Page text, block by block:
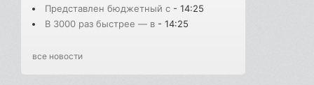
Представлен бюджетный с - 14:25
В 3000 раз быстрее — в - 14:25
все новости